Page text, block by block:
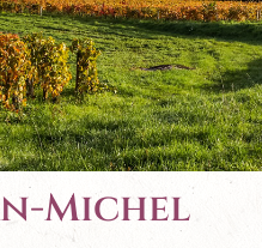
Michel